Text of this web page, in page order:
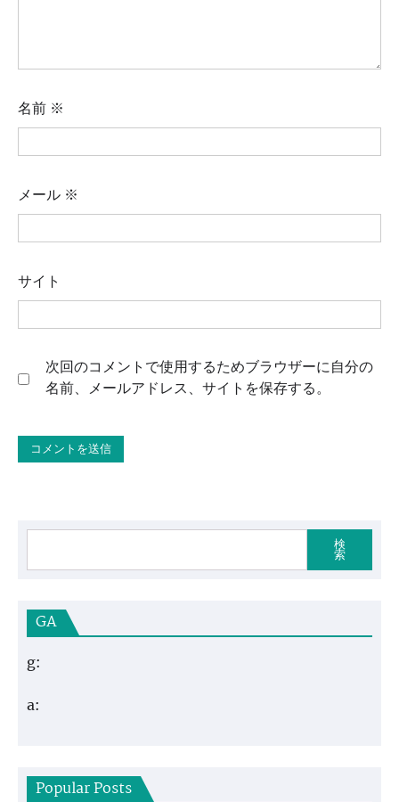
名前 ※
メール ※
サイト
次回のコメントで使用するためブラウザーに自分の
名前、メールアドレス、サイトを保存する。
検
索
GA
g:
a:
Popular Posts